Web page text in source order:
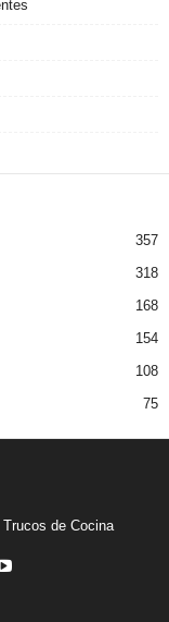
357
318
168
154
108
75
de Cocina